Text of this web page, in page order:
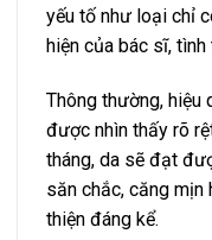
yếu tố như loại chỉ
hiện của bác sĩ,
Thông thường, hiệu
được nhìn thấy rõ
tháng, da sẽ đạt
săn chắc, căng mịn
thiện đáng kể.